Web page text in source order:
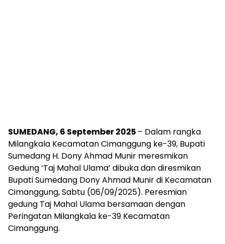
SUMEDANG, 6 September 2025 – Dalam rangka
Milangkala Kecamatan Cimanggung ke-39, Bupati
Sumedang H. Dony Ahmad Munir meresmikan
Gedung ‘Taj Mahal Ulama’ dibuka dan diresmikan
Bupati Sumedang Dony Ahmad Munir di Kecamatan
Cimanggung, Sabtu (06/09/2025). Peresmian
gedung Taj Mahal Ulama bersamaan dengan
Peringatan Milangkala ke-39 Kecamatan
Cimanggung.